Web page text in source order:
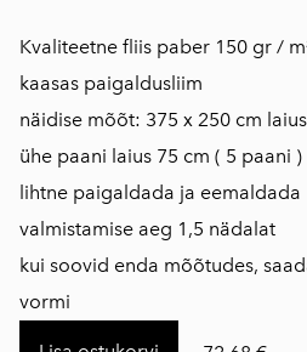
Kvaliteetne fliis paber 150 gr /
kaasas paigaldusliim
näidise mõõt: 375 x 250 cm
ühe paani laius 75 cm ( 5 paani )
lihtne paigaldada ja eemaldada
valmistamise aeg 1,5 nädalat
kui soovid enda mõõtudes,
vormi